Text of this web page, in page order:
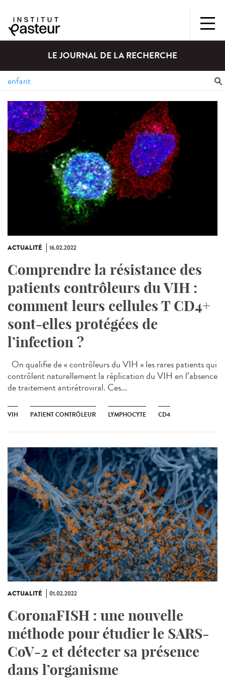
LE JOURNAL DE LA RECHERCHE
ACTUALITÉ 16.02.2022
Comprendre la résistance des
patients contrôleurs du VIH :
comment leurs cellules T CD4+
sont-elles protégées de
l’infection ?
On qualifie de « contrôleurs du VIH » les rares patients qui
contrôlent naturellement la réplication du VIH en l’absence
de traitement antirétroviral. Ces...
VIH PATIENT CONTRÔLEUR LYMPHOCYTE CD4
ACTUALITÉ 01.02.2022
CoronaFISH : une nouvelle
méthode pour étudier le SARS-
CoV-2 et détecter sa présence
dans l’organisme